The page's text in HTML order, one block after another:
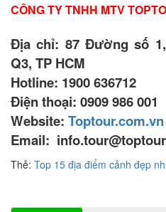
CÔNG TY TNHH MTV
Địa chỉ: 87 Đường số
Q3, TP HCM
Hotline: 1900 636712
Điện thoại: 0909 986 001
Website: Toptour.com.vn
Email:
Thẻ: Top 15 địa điểm cảnh đẹp